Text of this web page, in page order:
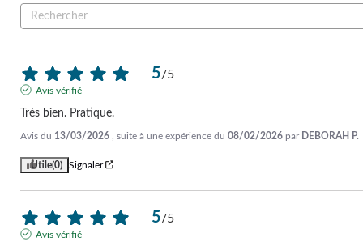
5/5
Avis vérifié
Très bien. Pratique.
Avis du 13/03/2026 , suite à une expérience du 08/02/2026 par DEBORAH P.
Utile(0) Signaler
5/5
Avis vérifié